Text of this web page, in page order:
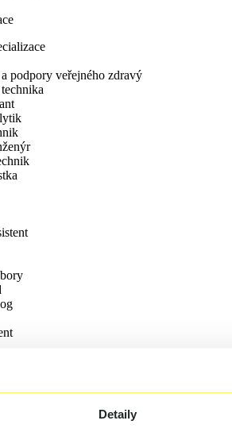
Detaily
podpory veřejného zdravý